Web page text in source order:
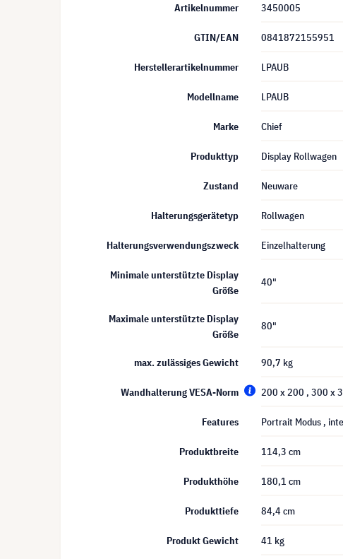
Artikelnummer 3450005
GTIN/EAN 0841872155951
Herstellerartikelnummer LPAUB
Modellname LPAUB
Marke Chief
Produkttyp Display Rollwagen
Zustand Neuware
Halterungsgerätetyp Rollwagen
Halterungsverwendungszweck Einzelhalterung
Minimale unterstützte Display
Größe
40"
Maximale unterstützte Display
Größe
80"
max. zulässiges Gewicht 90,7 kg
Wandhalterung VESA-Norm 200 x 200 , 300 x
Features Portrait Modus ,
Produktbreite 114,3 cm
Produkthöhe 180,1 cm
Produkttiefe 84,4 cm
Produkt Gewicht 41 kg